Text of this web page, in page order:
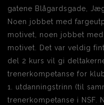
gatene Blågardsgade,
Noen jobbet med
motivet, noen jobbet
motivet. Det var veldig
del 2 kurs vil gi
trenerkompetanse for
1. utdanningstrinn (til
trenerkompetanse i NSF.